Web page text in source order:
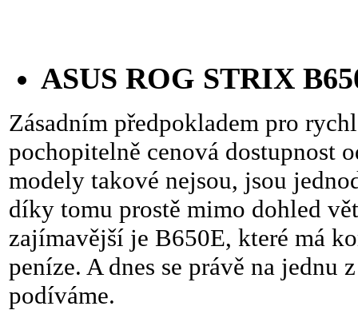
ASUS ROG STRIX
Zásadním předpokladem pro
pochopitelně cenová dostupnost
modely takové nejsou, jsou
díky tomu prostě mimo dohled
zajímavější je B650E, které má
peníze. A dnes se právě na jednu
podíváme.